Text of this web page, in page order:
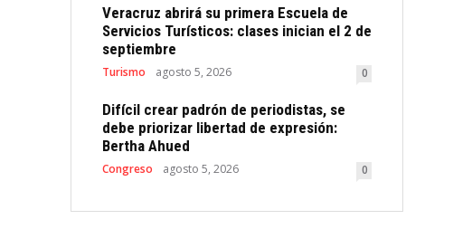
Veracruz abrirá su primera Escuela de
Servicios Turísticos: clases inician el 2 de
septiembre
Turismo agosto 5, 2026 0
Difícil crear padrón de periodistas, se
debe priorizar libertad de expresión:
Bertha Ahued
Congreso agosto 5, 2026 0